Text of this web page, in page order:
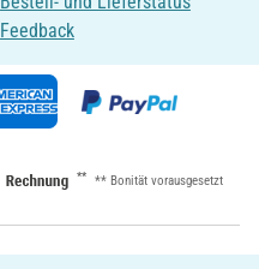
Feedback
** ** Bonität vorausgesetzt